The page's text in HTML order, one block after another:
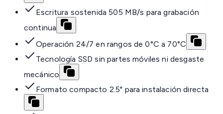
Escritura sostenida 505 MB/s para grabación
continua
Operación 24/7 en rangos de 0°C a 70°C
Tecnología SSD sin partes móviles ni desgaste
mecánico
Formato compacto 2.5" para instalación directa